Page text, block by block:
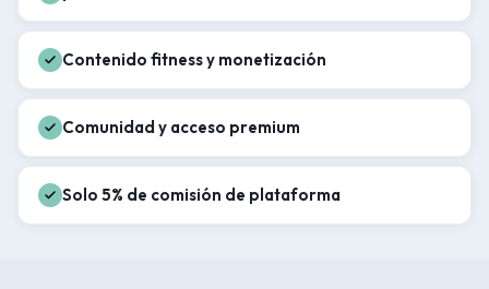
Contenido fitness y monetización
Comunidad y acceso premium
Solo 5% de comisión de plataforma